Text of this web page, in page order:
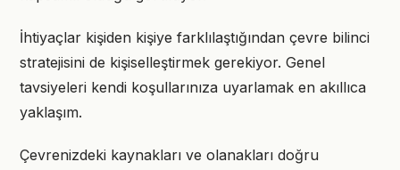
İhtiyaçlar kişiden kişiye farklılaştığından çevre bilinci
stratejisini de kişiselleştirmek gerekiyor. Genel
tavsiyeleri kendi koşullarınıza uyarlamak en akıllıca
yaklaşım.
Çevrenizdeki kaynakları ve olanakları doğru